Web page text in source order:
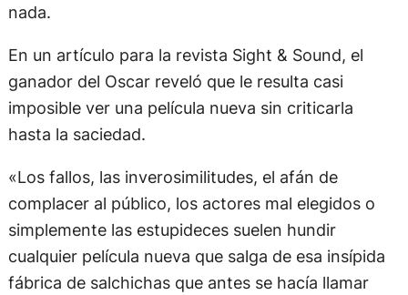
nada.
En un artículo para la revista Sight & Sound, el
ganador del Oscar reveló que le resulta casi
imposible ver una película nueva sin criticarla
hasta la saciedad.
«Los fallos, las inverosimilitudes, el afán de
complacer al público, los actores mal elegidos o
simplemente las estupideces suelen hundir
cualquier película nueva que salga de esa insípida
fábrica de salchichas que antes se hacía llamar